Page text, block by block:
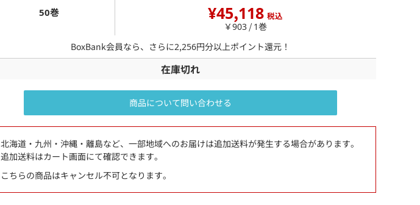
50巻 ¥45,118 税込
￥903 / 1巻
BoxBank会員なら、さらに2,256円分以上ポイント還元！
在庫切れ
商品について問い合わせる
北海道・九州・沖縄・離島など、一部地域へのお届けは追加送料が発生する場合があります。
追加送料はカート画面にて確認できます。
こちらの商品はキャンセル不可となります。